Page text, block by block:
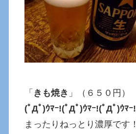
「 きも焼き 」（６５０円）
(ﾟДﾟ)ｳﾏｰ!(ﾟДﾟ)ｳﾏｰ!(ﾟДﾟ)ｳﾏｰ!
まったりねっとり濃厚です！